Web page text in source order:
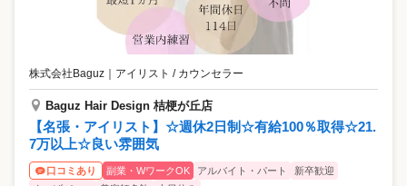
株式会社Baguz アイリスト / カウンセラー
Baguz Hair Design 桔梗が丘店
【名張・アイリスト】☆週休2日制☆有給100％取得☆21.
7万以上☆良い雰囲気
口コミあり 副業・WワークOK アルバイト・パート
新卒歓迎